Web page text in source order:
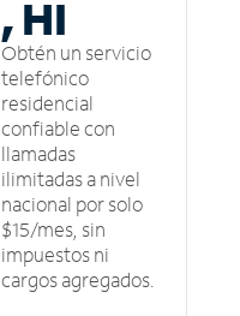
, HI
Obtén un servicio
telefónico
residencial
confiable con
llamadas
ilimitadas a nivel
nacional por solo
$15/mes, sin
impuestos ni
cargos agregados.